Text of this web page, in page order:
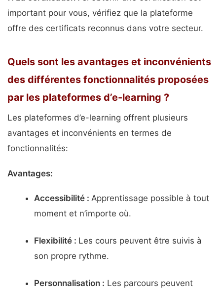
important pour vous, vérifiez que la plateforme
offre des certificats reconnus dans votre secteur.
Quels sont les avantages et inconvénients
des différentes fonctionnalités proposées
par les plateformes d’e-learning ?
Les plateformes d’e-learning offrent plusieurs
avantages et inconvénients en termes de
fonctionnalités:
Avantages:
Accessibilité : Apprentissage possible à tout
moment et n’importe où.
Flexibilité : Les cours peuvent être suivis à
son propre rythme.
Personnalisation : Les parcours peuvent